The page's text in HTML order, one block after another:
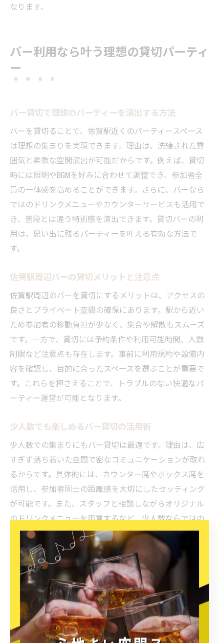
なります。
バー利用なら叶う理想の貸切パーティ
ー
バー貸切で理想のパーティーを演出する方法
バーを貸切ることで、佐賀駅近くのパーティースペース
は理想の集まりを実現できます。理由は、洗練された雰
囲気と柔軟な空間演出が可能だからです。例えば、貸切
時には照明やBGMを好みに合わせて調整でき、参加者全
員の一体感を高めることができます。さらに、バーなら
ではのドリンクメニューやカウンターサービスも活用で
き、普段とは違う特別感を演出できます。貸切バーの利
用は、思い出に残るパーティーを叶える有効な方法で
す。
佐賀駅周辺バーの貸切メリットと注意点
佐賀駅周辺のバーを貸切にするメリットは、アクセスの
良さとプライベート空間の確保にあります。駅から近い
ため参加者の移動負担が少なく、集合や解散もスムーズ
です。一方で、貸切には予約条件や利用可能時間、人数
制限など注意点も存在します。事前に利用規約や設備内
容を確認し、目的に合ったスペースを選ぶことが重要で
す。これらを押さえることで、トラブルのない快適なパ
ーティー運営が可能となります。
少人数でも楽しめるバー貸切の活用術
少人数での集まりにもバー貸切は最適です。理由は、広
すぎず落ち着いた空間で密なコミュニケーションが取れ
るからです。具体的には、カウンター席やボックス席を
活用し、参加者同士の距離感を大切にしたセッティング
が可能です。また、スタッフと相談しながらオリジナル
のドリンクメニューを用意するなど、少人数ならではの
特別な演出も実現できます。身近で親密なパーティーを
楽しみたい時におすすめです。
貸切バーでプライベート感を味わうコツ
貸切バーでプライベート感を最大限に味わうには、空間
の使い方と演出がポイントとなります。照明の明るさや
BGMの選曲、席の配置を工夫することで、参加者だけの
特別な雰囲気を作り出せます。例えば、入口にウェルカ